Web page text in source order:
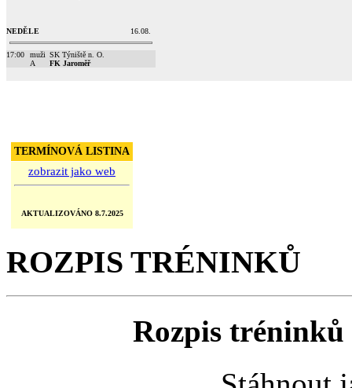
NEDĚLE 16.08.
17:00
muži
A
SK Týniště n. O.
FK Jaroměř
TERMÍNOVÁ LISTINA
zobrazit jako web
AKTUALIZOVÁNO 8.7.2025
ROZPIS TRÉNINKŮ
Rozpis tréninků